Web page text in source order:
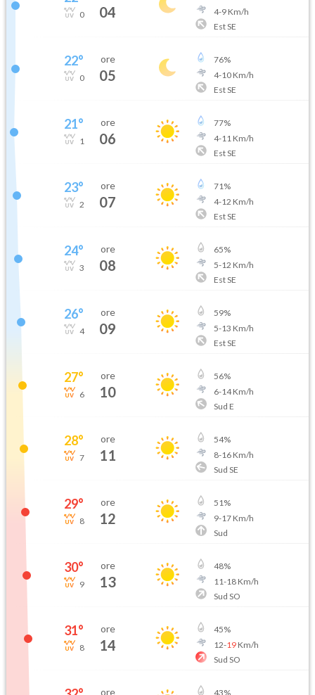
0 04
4-9Km/h
Est SE
22°
0
ore
05
76%
4-10Km/h
Est SE
21°
1
ore
06
77%
4-11 Km/h
Est SE
23°
2
ore
07
71%
4-12 Km/h
Est SE
24°
3
ore
08
65%
5-12 Km/h
Est SE
26°
4
ore
09
59%
5-13 Km/h
Est SE
27°
6
ore
10
56%
6-14Km/h
Sud E
28°
7
ore
11
54%
8-16Km/h
Sud SE
29°
8
ore
12
51%
9-17Km/h
Sud
30°
9
ore
13
48%
11-18Km/h
Sud SO
31°
8
ore
14
45%
12-19Km/h
Sud SO
ore 43%